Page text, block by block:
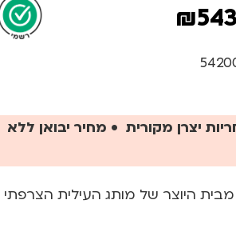
₪
יצרן מקורית • מחיר יבואן ללא
היוצר של מותג העילית הצרפתי